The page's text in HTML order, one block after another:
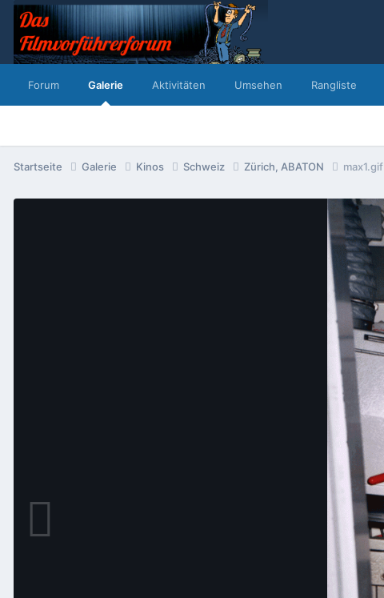
Forum Galerie Aktivitäten Umsehen Rangliste
Startseite Galerie Kinos Schweiz Zürich, ABATON max1.gif